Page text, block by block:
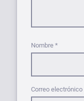
Nombre *
Correo electrónico